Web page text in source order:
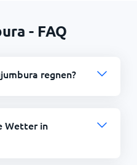
- FAQ
regnen?
Wetter in